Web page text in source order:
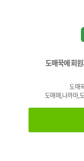
도매꾹에 회
도매
도매매,나까마,